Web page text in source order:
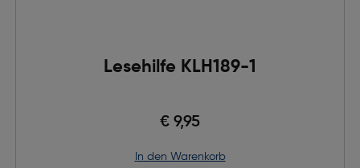
Lesehilfe KLH189-1
€ 9,95
in den Warenkorb